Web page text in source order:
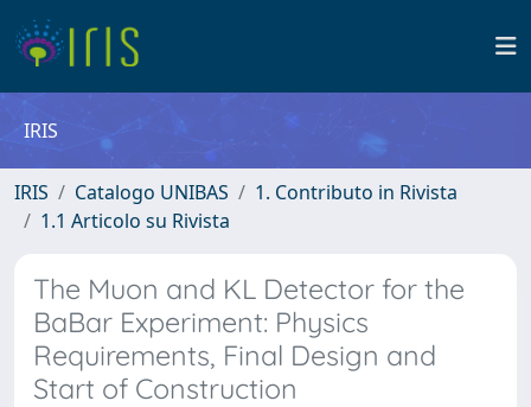
IRIS
IRIS Catalogo UNIBAS
1. Contributo in Rivista
1.1 Articolo su Rivista
The Muon and KL Detector for the
BaBar Experiment: Physics
Requirements, Final Design and
Start of Construction